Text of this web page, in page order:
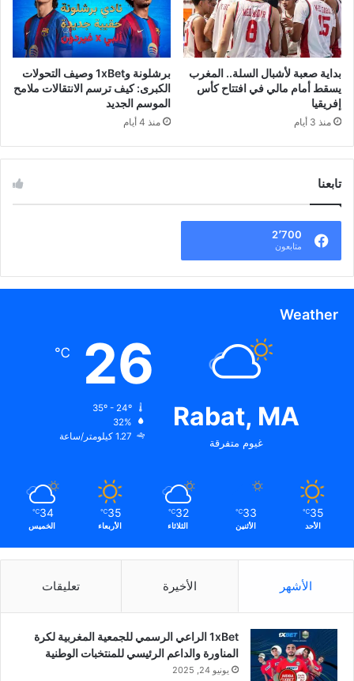
بداية صعبة لأشبال السلة.. المغرب
يسقط أمام مالي في افتتاح كأس
إفريقيا
منذ 3 أيام
برشلونة و1xBet وصيف التحولات
الكبرى: كيف ترسم الانتقالات ملامح
الموسم الجديد
منذ 4 أيام
تابعنا
2٬700
متابعون
Weather
Rabat, MA
غيوم متفرقة
26
℃
32%
1.27 كيلومتر/ساعة
35
℃
الأحد
33
℃
الأثنين
32
℃
الثلاثاء
35
℃
الأربعاء
34
℃
الخميس
الأشهر الأخيرة تعليقات
1xBet الراعي الرسمي للجمعية المغربية لكرة
المناورة والداعم الرئيسي للمنتخبات الوطنية
يونيو 24, 2025